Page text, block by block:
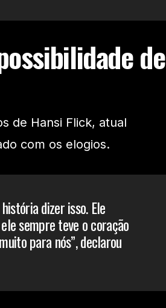
de
de Hansi Flick, atual
com os elogios.
dizer isso. Ele
sempre teve o coração
para nós”, declarou